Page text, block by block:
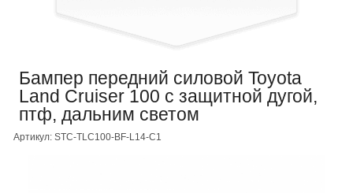
Бампер передний силовой Toyota
Land Cruiser 100 с защитной дугой,
птф, дальним светом
Артикул: STC-TLC100-BF-L14-C1